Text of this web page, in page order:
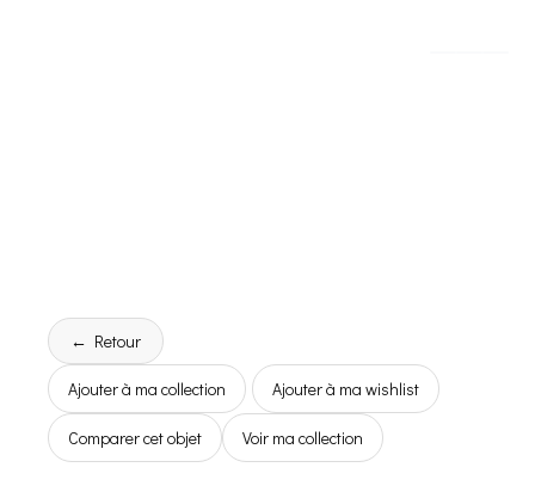
← Retour
Ajouter à ma collection Ajouter à ma wishlist
Comparer cet objet Voir ma collection